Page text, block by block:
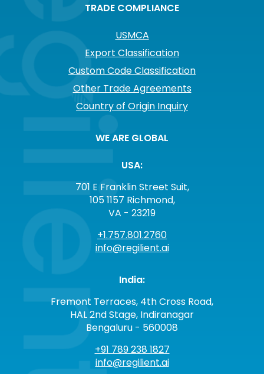
TRADE COMPLIANCE
USMCA
Export Classification
Custom Code Classification
Other Trade Agreements
Country of Origin Inquiry
WE ARE GLOBAL
USA:
701 E Franklin Street Suit,
105 1157 Richmond,
VA - 23219
+1.757.801.2760
info@regilient.ai
India:
Fremont Terraces, 4th Cross Road,
HAL 2nd Stage, Indiranagar
Bengaluru - 560008
+91 789 238 1827
info@regilient.ai